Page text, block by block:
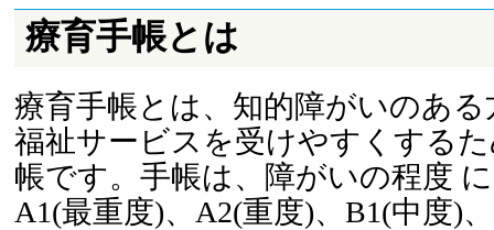
療育手帳とは
療育手帳とは、知的障がいのあ
福祉サービスを受けやすくする
帳です。手帳は、障がいの程度
A1(最重度)、A2(重度)、B1(中度)